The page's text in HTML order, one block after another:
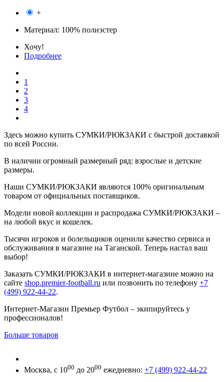
+
Материал: 100% полиэстер
Хочу!
Подробнее
1
2
3
4
Здесь можно купить СУМКИ/РЮКЗАКИ с быстрой доставкой
по всей России.
В наличии огромный размерный ряд: взрослые и детские
размеры.
Наши СУМКИ/РЮКЗАКИ являются 100% оригинальным
товаром от официальных поставщиков.
Модели новой коллекции и распродажа СУМКИ/РЮКЗАКИ –
на любой вкус и кошелек.
Тысячи игроков и болельщиков оценили качество сервиса и
обслуживания в магазине на Таганской. Теперь настал ваш
выбор!
Заказать СУМКИ/РЮКЗАКИ в интернет-магазине можно на
сайте shop.premier-football.ru или позвонить по телефону +7
(499) 922-44-22.
Интернет-Магазин Премьер Футбол – экипируйтесь у
профессионалов!
Больше товаров
Москва, с 1000 до 2000 ежедневно: +7 (499) 922-44-22